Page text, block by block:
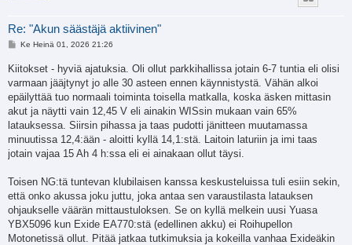
Re: "Akun säästäjä aktiivinen"
V
s
t
Ke Heinä 01, 2026 21:26
Kiitokset - hyviä ajatuksia. Oli ollut parkkihallissa jotain 6-7 tuntia eli olisi
varmaan jääjtynyt jo alle 30 asteen ennen käynnistystä. Vähän alkoi
epäilyttää tuo normaali toiminta toisella matkalla, koska äsken mittasin
akut ja näytti vain 12,45 V eli ainakin WISsin mukaan vain 65%
latauksessa. Siirsin pihassa ja taas pudotti jänitteen muutamassa
minuutissa 12,4:ään - aloitti kyllä 14,1:stä. Laitoin laturiin ja imi taas
jotain vajaa 15 Ah 4 h:ssa eli ei ainakaan ollut täysi.
Toisen NG:tä tuntevan klubilaisen kanssa keskusteluissa tuli esiin sekin,
että onko akussa joku juttu, joka antaa sen varaustilasta latauksen
ohjaukselle väärän mittaustuloksen. Se on kyllä melkein uusi Yuasa
YBX5096 kun Exide EA770:stä (edellinen akku) ei Roihupellon
Motonetissä ollut. Pitää jatkaa tutkimuksia ja kokeilla vanhaa Exideäkin